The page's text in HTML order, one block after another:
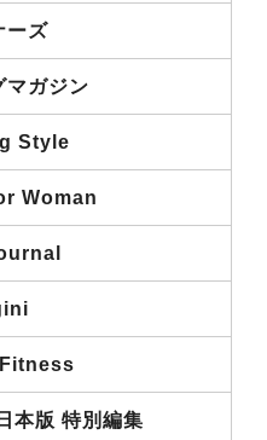
ーズ
マガジン
Style
Woman
本版 特別編集